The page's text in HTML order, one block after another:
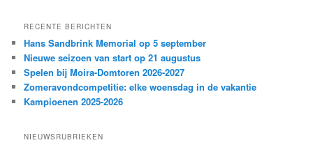
RECENTE BERICHTEN
Hans Sandbrink Memorial op 5 september
Nieuwe seizoen van start op 21 augustus
Spelen bij Moira-Domtoren 2026-2027
Zomeravondcompetitie: elke woensdag in de vakantie
Kampioenen 2025-2026
NIEUWSRUBRIEKEN